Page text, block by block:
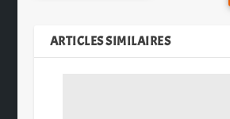
ARTICLES SIMILAIRES